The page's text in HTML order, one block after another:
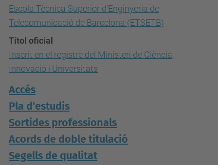
Escola Tècnica Superior d'Enginyeria de
Telecomunicació de Barcelona (ETSETB)
Títol oficial
Inscrit en el registre del Ministeri de Ciència,
Innovació i Universitats
Accés
Pla d'estudis
Sortides professionals
Acords de doble titulació
Segells de qualitat